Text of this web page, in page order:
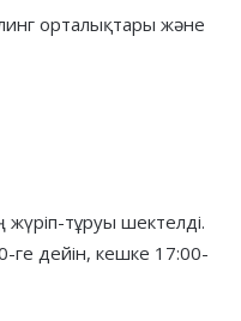
орталықтары және
тұруы шектелді.
ге дейін, кешке 17:00-